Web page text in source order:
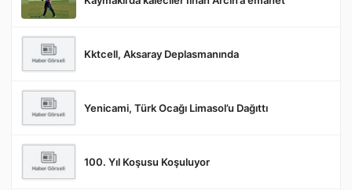
Gönder Kktcell, Aksaray Deplasmanında
Yenicami, Türk Ocağı Limasol’u Dağıttı
100. Yıl Koşusu Koşuluyor